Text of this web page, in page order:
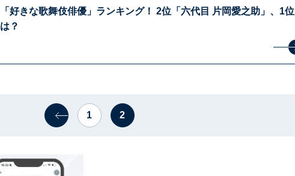
「好きな歌舞伎俳優」ランキング！ 2位「六代目 片岡愛之助」、1位
は？
1 2